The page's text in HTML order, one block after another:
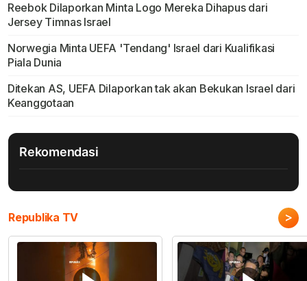
Reebok Dilaporkan Minta Logo Mereka Dihapus dari
Jersey Timnas Israel
Norwegia Minta UEFA 'Tendang' Israel dari Kualifikasi
Piala Dunia
Ditekan AS, UEFA Dilaporkan tak akan Bekukan Israel dari
Keanggotaan
Rekomendasi
Republika TV >